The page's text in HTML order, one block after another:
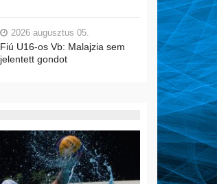
2026 augusztus 05.
Fiú U16-os Vb: Malajzia sem
jelentett gondot